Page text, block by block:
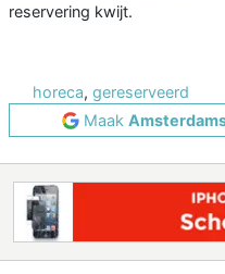
reservering kwijt.
horeca, gereserveerd
Maak